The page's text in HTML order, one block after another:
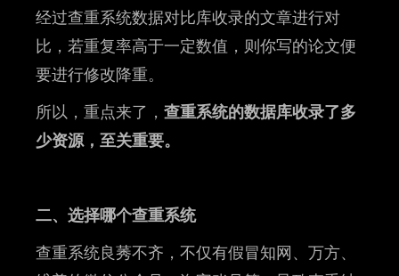
经过查重系统数据对比库收录的文章进行对
比，若重复率高于一定数值，则你写的论文便
要进行修改降重。
所以，重点来了， 查重系统的数据库收录了多
少资源，至关重要。
二、选择哪个查重系统
查重系统良莠不齐，不仅有假冒知网、万方、